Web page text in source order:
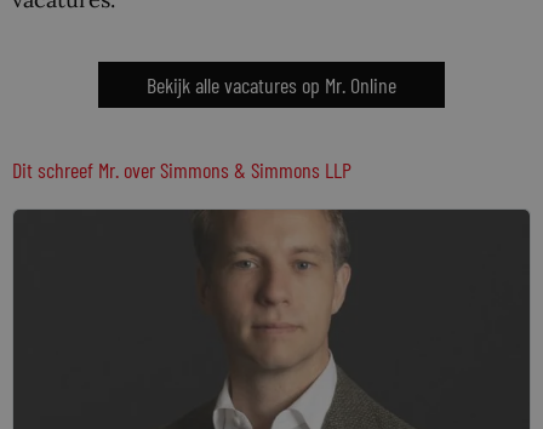
Bekijk alle vacatures op Mr. Online
Dit schreef Mr. over Simmons & Simmons LLP